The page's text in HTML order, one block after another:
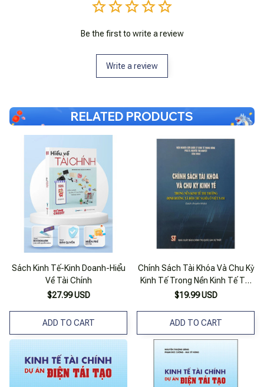
Be the first to write a review
Write a review
RELATED PRODUCTS
Sách Kinh Tế-Kinh Doanh-Hiểu
Về Tài Chính
$27.99 USD
ADD TO CART
Chính Sách Tài Khóa Và Chu Kỳ
Kinh Tế Trong Nền Kinh Tế Thị
Trường Định Hướng Xã Hội Chủ
$19.99 USD
ADD TO CART